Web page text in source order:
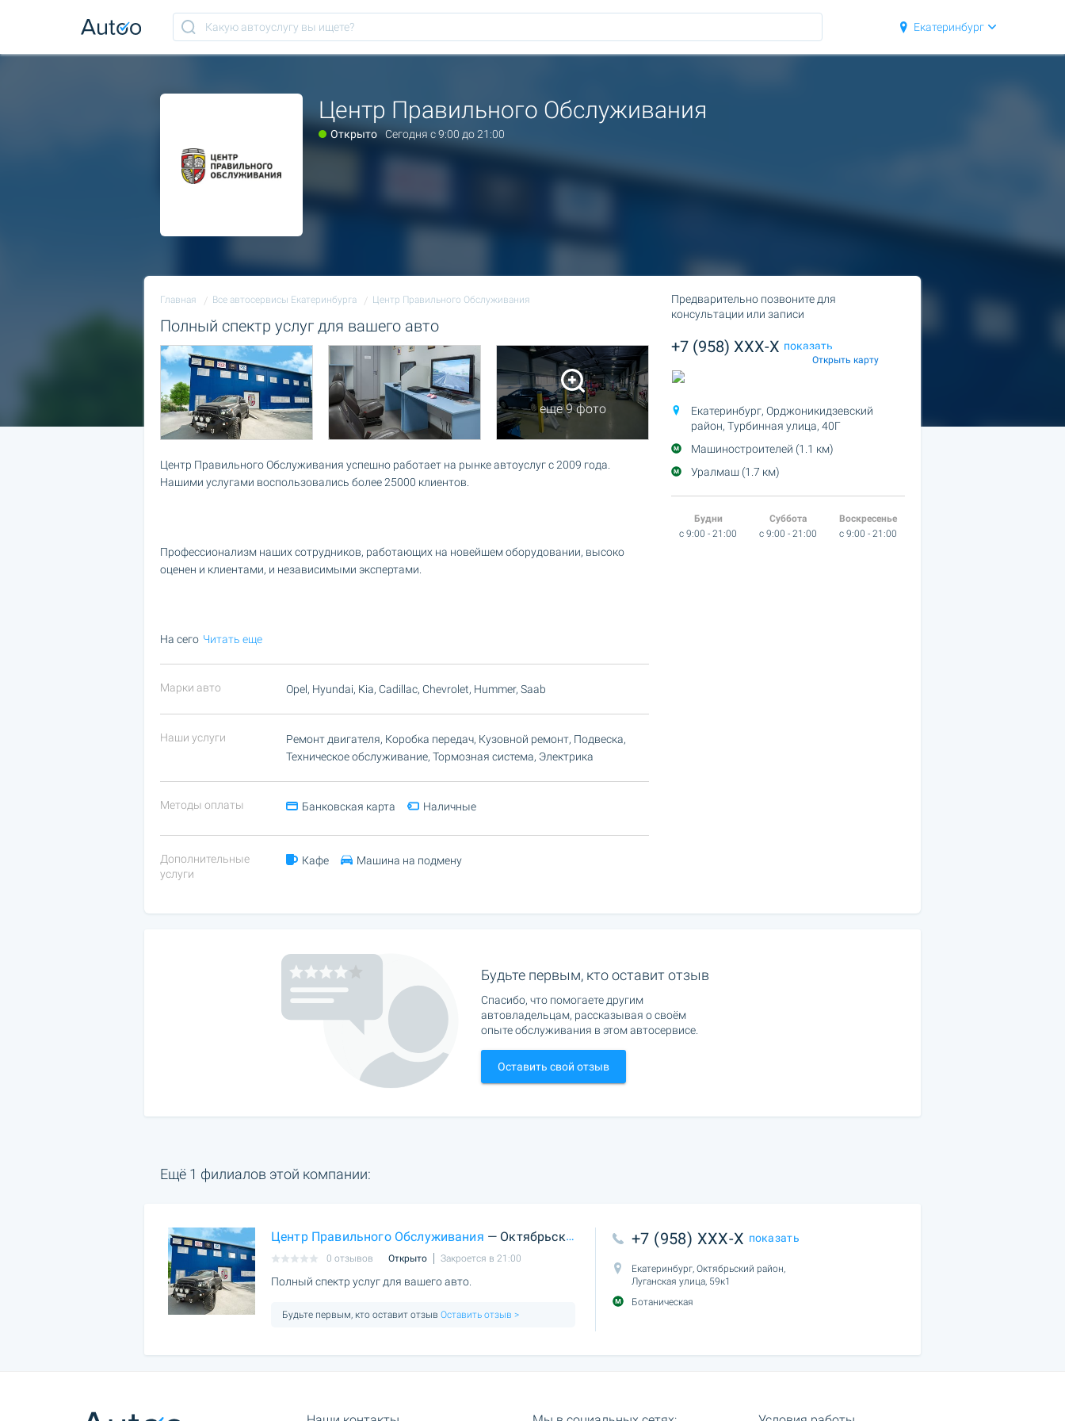
Екатеринбург
Центр Правильного Обслуживания
Открыто Сегодня c 9:00 до 21:00
Предварительно позвоните для
консультации или записи
+7 (958) XXX-X показать
Открыть карту
Екатеринбург, Орджоникидзевский
район,Турбинная улица, 40Г
Машиностроителей (1.1 км)
Уралмаш (1.7 км)
Будни
c 9:00 - 21:00
Суббота
c 9:00 - 21:00
Воскресенье
c 9:00 - 21:00
Главная Все автосервисы Екатеринбурга Центр Правильного Обслуживания
Полный спектр услуг для вашего авто
еще 9 фото
Центр Правильного Обслуживания успешно работает на рынке автоуслуг с 2009 года.
Нашими услугами воспользовались более 25000 клиентов.
Профессионализм наших сотрудников, работающих на новейшем оборудовании, высоко
оценен и клиентами, и независимыми экспертами.
На сего Читать еще
Марки авто Opel, Hyundai, Kia, Cadillac, Chevrolet, Hummer, Saab
Наши услуги
Ремонт двигателя, Коробка передач, Кузовной ремонт, Подвеска,
Техническое обслуживание, Тормозная система, Электрика
Методы оплаты Банковская карта Наличные
Дополнительные
услуги
Кафе Машина на подмену
Будьте первым, кто оставит отзыв
Спасибо, что помогаете другим
автовладельцам, рассказывая о своём
опыте обслуживания в этом автосервисе.
Оставить свой отзыв
Ещё 1 филиалов этой компании:
Центр Правильного Обслуживания — Октябрьский
0 отзывов Открыто Закроется в 21:00
Полный спектр услуг для вашего авто.
Будьте первым, кто оставит отзыв Оставить отзыв >
+7 (958) XXX-X показать
Екатеринбург, Октябрьский район,
Луганская улица, 59к1
Ботаническая